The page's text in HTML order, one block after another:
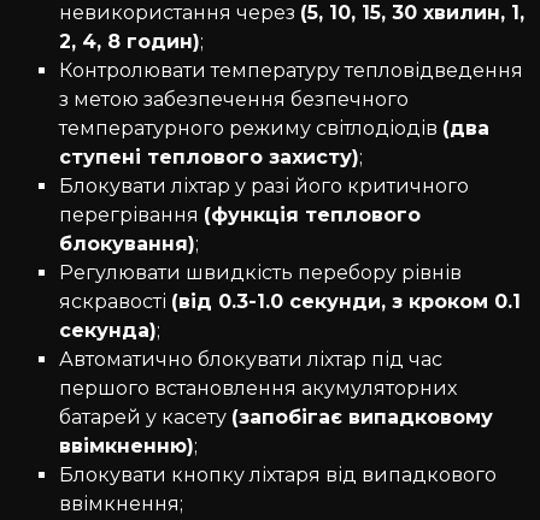
невикористання через (5, 10, 15, 30 хвилин, 1,
2, 4, 8 годин);
Контролювати температуру тепловідведення
з метою забезпечення безпечного
температурного режиму світлодіодів (два
ступені теплового захисту);
Блокувати ліхтар у разі його критичного
перегрівання (функція теплового
блокування);
Регулювати швидкість перебору рівнів
яскравості (від 0.3-1.0 секунди, з кроком 0.1
секунда);
Автоматично блокувати ліхтар під час
першого встановлення акумуляторних
батарей у касету (запобігає випадковому
ввімкненню);
Блокувати кнопку ліхтаря від випадкового
ввімкнення;